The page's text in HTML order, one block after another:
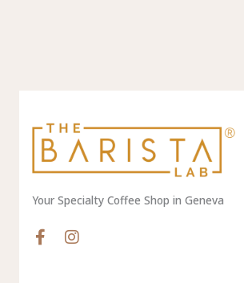
Your Specialty Coffee Shop in Geneva
F
a
I